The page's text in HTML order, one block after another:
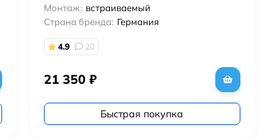
Монтаж: встраиваемый
Страна бренда: Германия
4.9 20
21 350 ₽
Быстрая покупка